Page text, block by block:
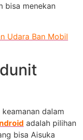
bisa menekan
Udara Ban Mobil
dalam
adalah pilihan
bisa Aisuka